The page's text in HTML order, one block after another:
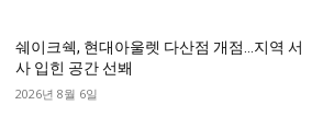
쉐이크쉑, 현대아울렛 다산점 개점…지역 서
사 입힌 공간 선봬
2026년 8월 6일